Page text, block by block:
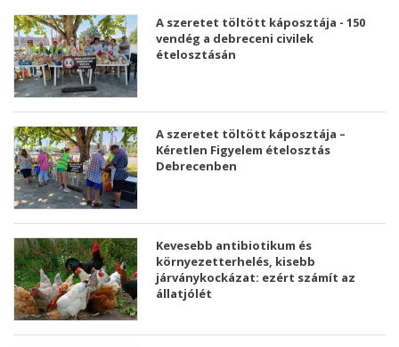
A szeretet töltött káposztája - 150
vendég a debreceni civilek
ételosztásán
A szeretet töltött káposztája –
Kéretlen Figyelem ételosztás
Debrecenben
Kevesebb antibiotikum és
környezetterhelés, kisebb
járványkockázat: ezért számít az
állatjólét